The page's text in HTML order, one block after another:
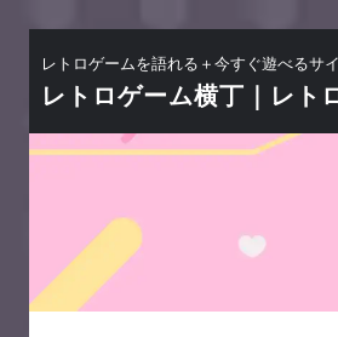
レトロゲームを語れる＋今すぐ遊べるサ
レトロゲーム横丁｜レト